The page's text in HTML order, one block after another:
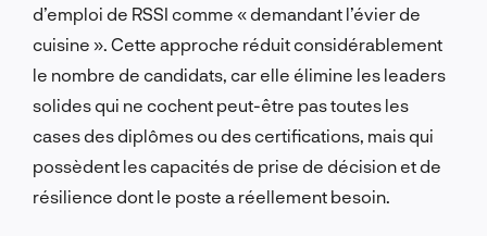
d’emploi de RSSI comme « demandant l’évier de
cuisine ». Cette approche réduit considérablement
le nombre de candidats, car elle élimine les leaders
solides qui ne cochent peut-être pas toutes les
cases des diplômes ou des certifications, mais qui
possèdent les capacités de prise de décision et de
résilience dont le poste a réellement besoin.